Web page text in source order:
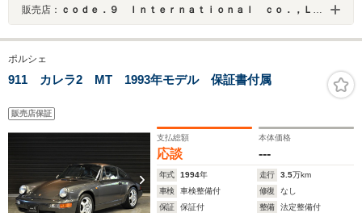
販売店： ｃｏｄｅ．９ Ｉｎｔｅｒｎａｔｉｏｎａｌ ｃｏ．，Ｌｔｄ．
ポルシェ
911 カレラ2 MT 1993年モデル 保証書付属
販売店保証
支払総額
応談
本体価格
---
年式 1994年 走行 3.5万km
車検
車検整備付 修復
なし
保証
保証付 整備
法定整備付